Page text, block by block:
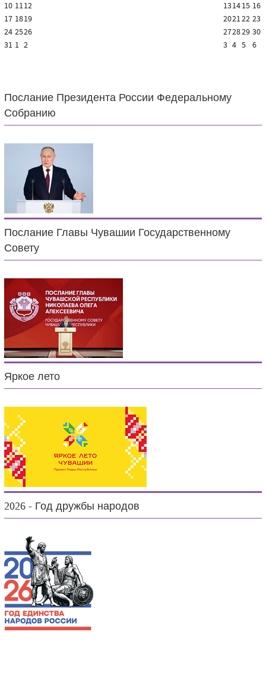
10 1112 131415 16
17 1819 202122 23
24 2526 272829 30
31 1 2 3 4 5 6
Послание Президента России Федеральному
Собранию
Послание Главы Чувашии Государственному
Совету
Яркое лето
2026 - Год дружбы народов